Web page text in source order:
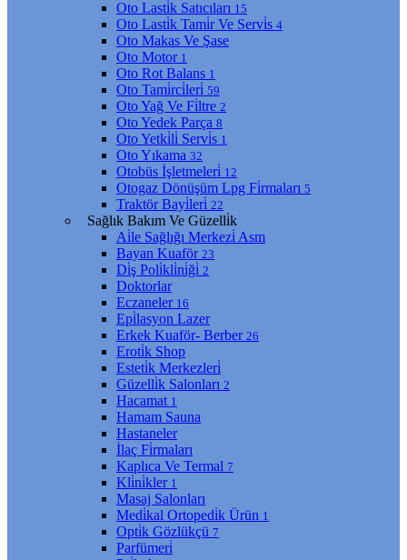
Oto Lasti̇k Satıcıları 15
Oto Lasti̇k Tami̇r Ve Servi̇s 4
Oto Makas Ve Şase
Oto Motor 1
Oto Rot Balans 1
Oto Tami̇rci̇leri̇ 59
Oto Yağ Ve Fi̇ltre 2
Oto Yedek Parça 8
Oto Yetki̇li̇ Servi̇s 1
Oto Yıkama 32
Otobüs İşletmeleri̇ 12
Otogaz Dönüşüm Lpg Fi̇rmaları 5
Traktör Bayi̇leri̇ 22
Sağlık Bakım Ve Güzelli̇k
Ai̇le Sağlığı Merkezi̇ Asm
Bayan Kuaför 23
Di̇ş Poli̇kli̇ni̇ği̇ 2
Doktorlar
Eczaneler 16
Epi̇lasyon Lazer
Erkek Kuaför- Berber 26
Eroti̇k Shop
Esteti̇k Merkezleri̇
Güzelli̇k Salonları 2
Hacamat 1
Hamam Sauna
Hastaneler
İlaç Fi̇rmaları
Kaplıca Ve Termal 7
Kli̇ni̇kler 1
Masaj Salonları
Medi̇kal Ortopedi̇k Ürün 1
Opti̇k Gözlükçü 7
Parfümeri̇